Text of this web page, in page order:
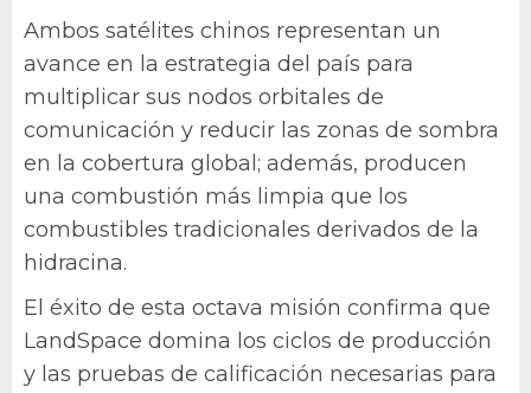
Ambos satélites chinos representan un
avance en la estrategia del país para
multiplicar sus nodos orbitales de
comunicación y reducir las zonas de sombra
en la cobertura global; además, producen
una combustión más limpia que los
combustibles tradicionales derivados de la
hidracina.
El éxito de esta octava misión confirma que
LandSpace domina los ciclos de producción
y las pruebas de calificación necesarias para